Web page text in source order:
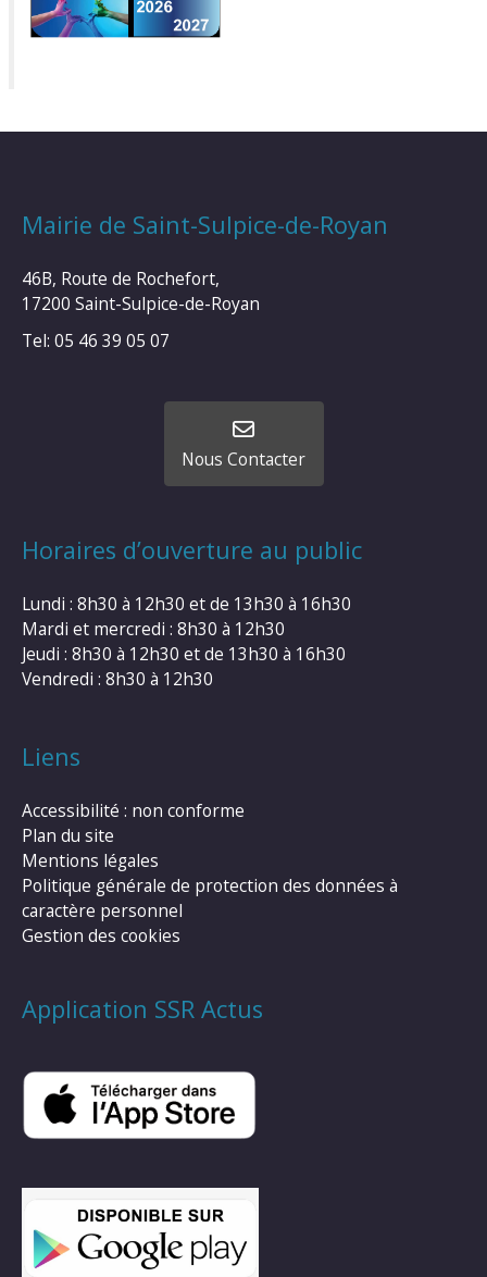
Mairie de Saint-Sulpice-de-Royan
46B, Route de Rochefort,
17200 Saint-Sulpice-de-Royan
Tel: 05 46 39 05 07
Nous Contacter
Horaires d’ouverture au public
Lundi : 8h30 à 12h30 et de 13h30 à 16h30
Mardi et mercredi : 8h30 à 12h30
Jeudi : 8h30 à 12h30 et de 13h30 à 16h30
Vendredi : 8h30 à 12h30
Liens
Accessibilité : non conforme
Plan du site
Mentions légales
Politique générale de protection des données à
caractère personnel
Gestion des cookies
Application SSR Actus